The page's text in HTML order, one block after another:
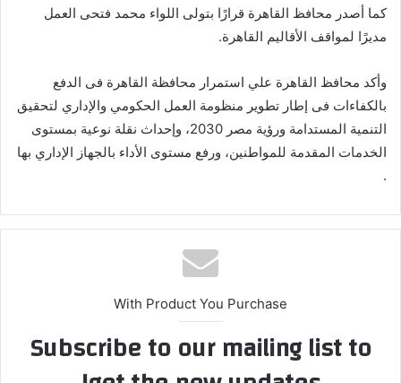
كما أصدر محافظ القاهرة قرارًا بتولى اللواء محمد فتحى العمل
مديرًا لمواقف الأقاليم القاهرة.
وأكد محافظ القاهرة علي استمرار محافظة القاهرة فى الدفع
بالكفاءات فى إطار تطوير منظومة العمل الحكومي والإداري لتحقيق
التنمية المستدامة ورؤية مصر 2030، وإحداث نقلة نوعية بمستوى
الخدمات المقدمة للمواطنين، ورفع مستوى الأداء بالجهاز الإداري بها
.
With Product You Purchase
Subscribe to our mailing list to